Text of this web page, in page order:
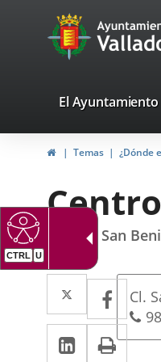
CTRL U
Portal
Web
de
valladolid.es
El Ayuntamiento
InicioTemas ¿Dónde
Edificio San
Twitter
Enlace
a
una
a
una
LinkedIn
Enlace
Cl.